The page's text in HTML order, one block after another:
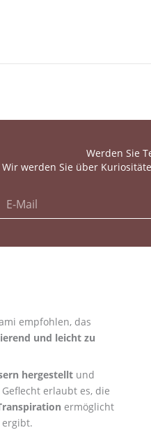
Werden Sie
Wir werden Sie über
empfohlen, das
und leicht zu
hergestellt und
erlaubt es, die
ermöglicht